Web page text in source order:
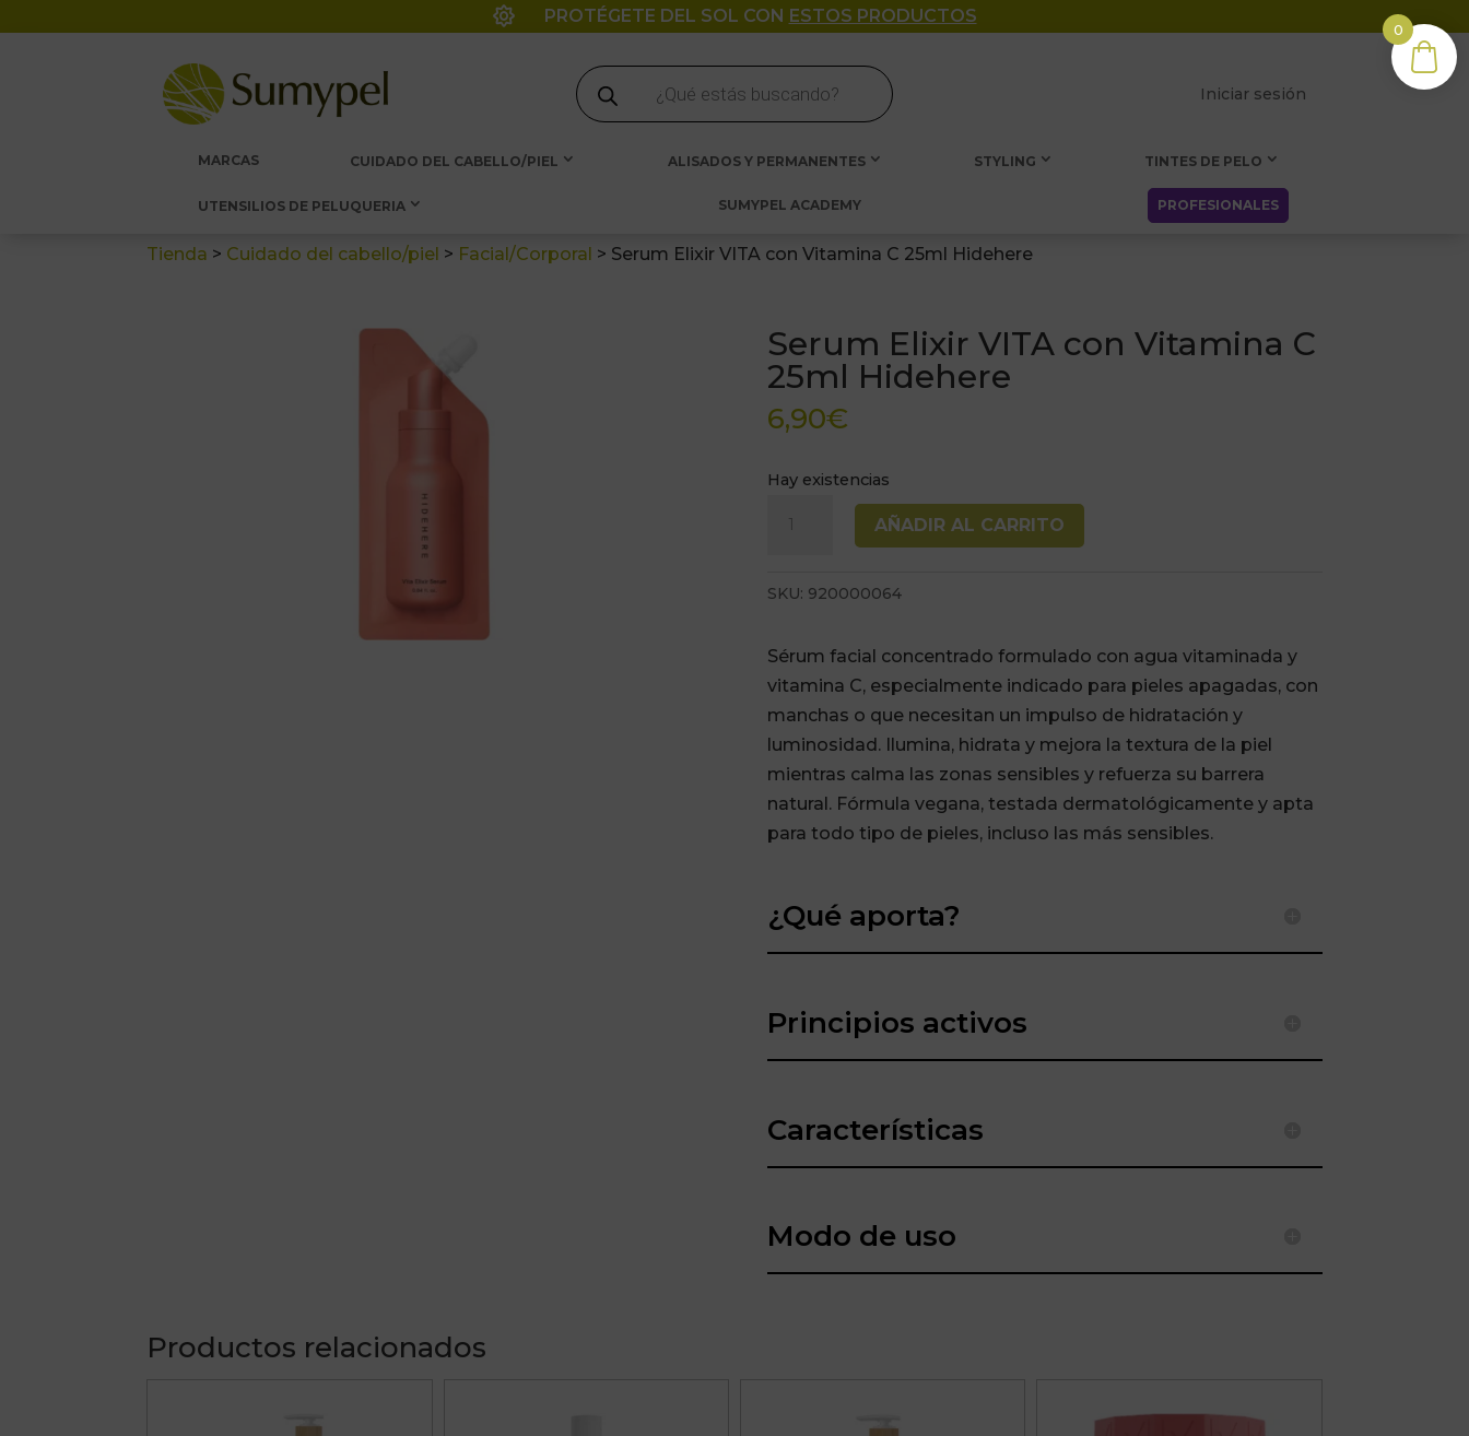
 PROTÉGETE DEL SOL CON ESTOS PRODUCTOS
Búsqueda
de
productos
Iniciar sesión
MARCAS CUIDADO DEL CABELLO/PIEL ALISADOS Y PERMANENTES STYLING TINTES DE PELO
UTENSILIOS DE PELUQUERIA SUMYPEL ACADEMY PROFESIONALES
Tienda > Cuidado del cabello/piel > Facial/Corporal > Serum Elixir VITA con Vitamina C 25ml Hidehere
Serum Elixir VITA con Vitamina C
25ml Hidehere
6,90€
Hay existencias
con
C
25ml
Hidehere
cantidad
AÑADIR AL CARRITO
SKU: 920000064
Sérum facial concentrado formulado con agua vitaminada y
vitamina C, especialmente indicado para pieles apagadas, con
manchas o que necesitan un impulso de hidratación y
luminosidad. Ilumina, hidrata y mejora la textura de la piel
mientras calma las zonas sensibles y refuerza su barrera
natural. Fórmula vegana, testada dermatológicamente y apta
para todo tipo de pieles, incluso las más sensibles.
¿Qué aporta?
Principios activos
Características
Modo de uso
Productos relacionados
0